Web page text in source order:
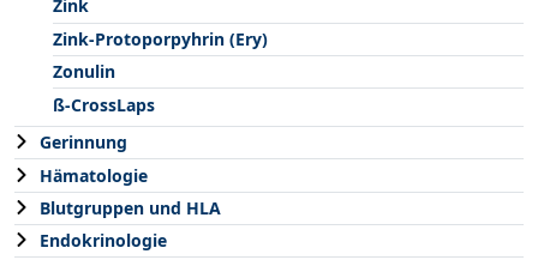
Zink
Zink-Protoporpyhrin (Ery)
Zonulin
ß-CrossLaps
Gerinnung
Hämatologie
Blutgruppen und HLA
Endokrinologie